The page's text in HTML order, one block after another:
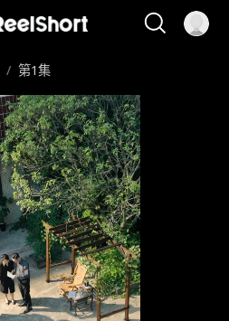
/ 第1集